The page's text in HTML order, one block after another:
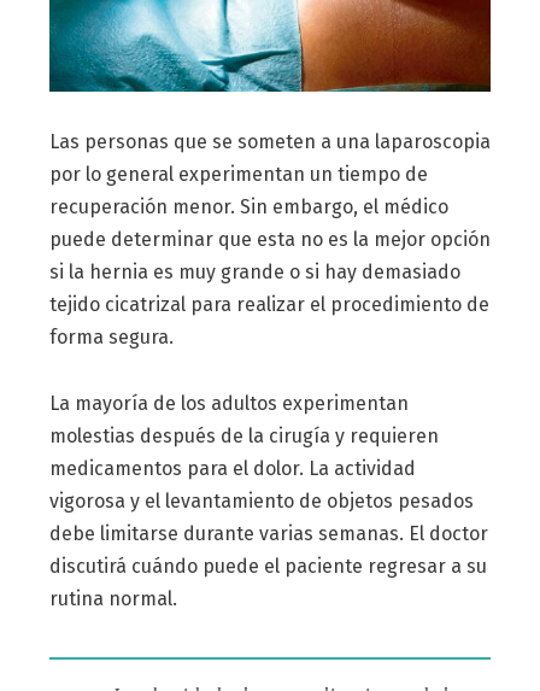
Las personas que se someten a una laparoscopia
por lo general experimentan un tiempo de
recuperación menor. Sin embargo, el médico
puede determinar que esta no es la mejor opción
si la hernia es muy grande o si hay demasiado
tejido cicatrizal para realizar el procedimiento de
forma segura.
La mayoría de los adultos experimentan
molestias después de la cirugía y requieren
medicamentos para el dolor. La actividad
vigorosa y el levantamiento de objetos pesados ​​
debe limitarse durante varias semanas. El doctor
discutirá cuándo puede el paciente regresar a su
rutina normal.